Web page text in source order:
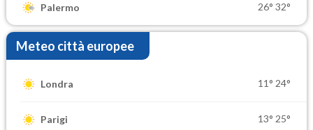
Palermo 26° 32°
Meteo città europee
Londra 11° 24°
Parigi 13° 25°